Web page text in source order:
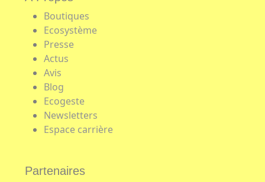
Boutiques
Ecosystème
Presse
Actus
Avis
Blog
Ecogeste
Newsletters
Espace carrière
Partenaires